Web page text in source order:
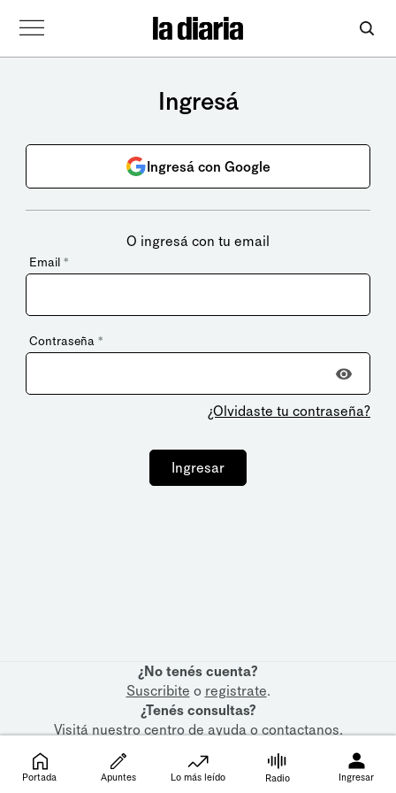
Ingresá
Ingresá con Google
O ingresá con tu email
Email *
Contraseña *
¿Olvidaste tu contraseña?
Ingresar
¿No tenés cuenta?
Suscribite o registrate.
¿Tenés consultas?
Visitá nuestrocentro de ayudaocontactanos.
Portada Apuntes Lo más leído Radio Ingresar